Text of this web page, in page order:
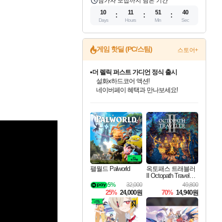
10
Days
11
Hours
51
Min
39
Sec
게임 핫딜 (PC/스팀) 스토어+
최대 90% 할인가를 만나보세요!
네이버혜택과 함께 만나보세요!
50%할인&추가 적립까지!
네이버 포인트 혜택까지!
이니&베니 혜택까지!
네이버 혜택가와 함께 예약하세요!
할인&네이버혜택으로 만나보세요!
더 렐릭 퍼스트 가디언 정식 출시
설화x하드코어 액션!
네이버페이 혜택과 만나보세요!
40주년 프로모션으로 만나보세요!
할인가에 만나보세요!
일부 에디션 상시 할인!
혜택으로 예약 판매 중
편안하게 충전하세요
팰월드 Palworld
32,000
5%
25% 24,000원
옥토패스 트래블러
II Octopath Traveler I
49,800
70% 14,940원